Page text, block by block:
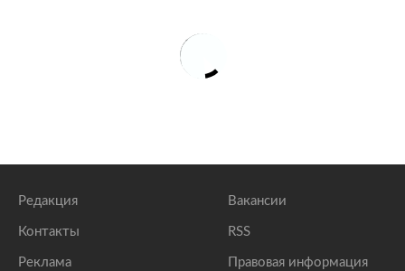
Редакция
Контакты
Реклама
Вакансии
RSS
Правовая информация